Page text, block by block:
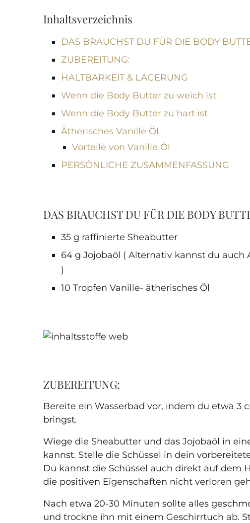
Inhaltsverzeichnis
DAS BRAUCHST DU FÜR DIE BODY
ZUBEREITUNG:
HALTBARKEIT & LAGERUNG
Wenn die Body Butter zu weich ist
Wenn die Body Butter zu hart ist
Ätherisches Vanille Öl
Vorteile von Vanille Öl
PERSÖNLICHE ZUSAMMENFASSUNG
DAS BRAUCHST DU FÜR DIE BODY
35 g raffinierte Sheabutter
64 g Jojobaöl ( Alternativ kannst du
)
10 Tropfen Vanille- ätherisches Öl
ZUBEREITUNG:
Bereite ein Wasserbad vor, indem du etwa 3
bringst.
Wiege die Sheabutter und das Jojobaöl in
kannst. Stelle die Schüssel in dein
Du kannst die Schüssel auch direkt auf dem
die positiven Eigenschaften nicht verloren
Nach etwa 20-30 Minuten sollte alles
und trockne ihn mit einem Geschirrtuch ab.